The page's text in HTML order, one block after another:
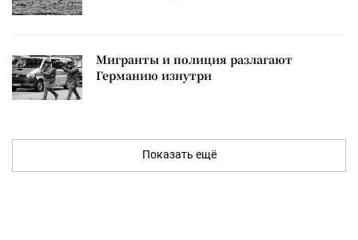
Мигранты и полиция разлагают
Германию изнутри
Показать ещё